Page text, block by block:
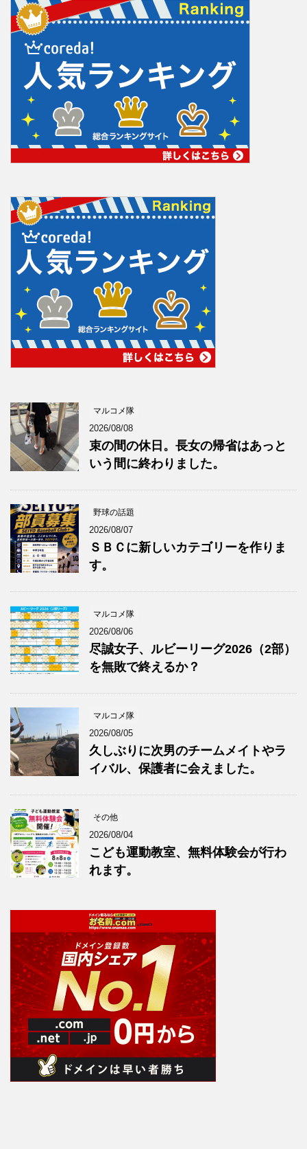
マルコメ隊
2026/08/08
束の間の休日。長女の帰省はあっと
いう間に終わりました。
野球の話題
2026/08/07
ＳＢＣに新しいカテゴリーを作りま
す。
マルコメ隊
2026/08/06
尽誠女子、ルビーリーグ2026（2部）
を無敗で終えるか？
マルコメ隊
2026/08/05
久しぶりに次男のチームメイトやラ
イバル、保護者に会えました。
その他
2026/08/04
こども運動教室、無料体験会が行わ
れます。